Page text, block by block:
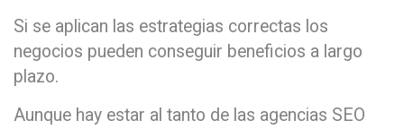
Si se aplican las estrategias correctas los
negocios pueden conseguir beneficios a largo
plazo.
Aunque hay estar al tanto de las agencias SEO